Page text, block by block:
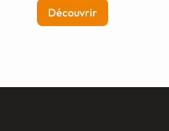
Découvrir